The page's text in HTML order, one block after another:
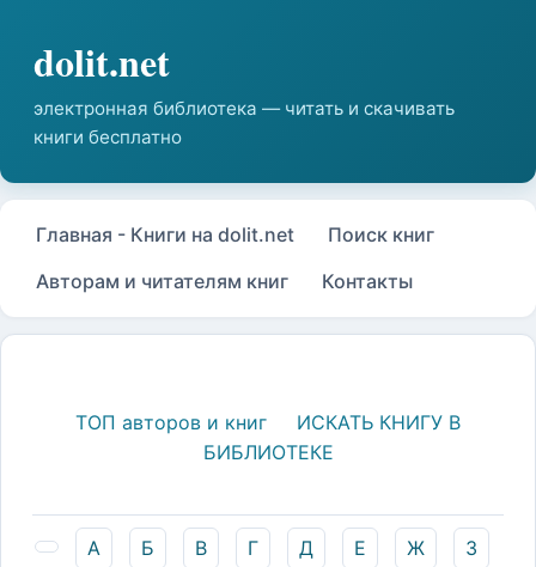
Главная - Книги на dolit.net
Поиск книг
Авторам и читателям книг
Контакты
ТОП авторов и книг
ИСКАТЬ КНИГУ В
БИБЛИОТЕКЕ
А Б В Г Д Е Ж
З